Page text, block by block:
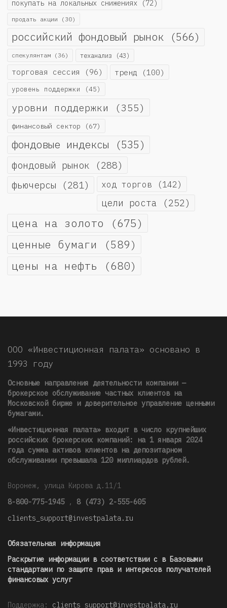
покупать на локальных снижениях (72)
продать акции (30)
российский фондовый рынок (566)
спекулянтам (36) теханализ (43)
торговая сессия (96) тренд (100)
уровень поддержки (45)
уровни поддержки (355)
финансовый сектор (67)
фондовые индексы (535)
фондовый рынок (288)
фьючерсы (281) ход торгов (142)
цели роста (252)
цена на золото (675)
ценные бумаги (589)
цены на нефть (680)
ООО «Инвестиционная палата» основано в
1993 году
Основные направления деятельности компании —
брокерское обслуживание частных клиентов на
Московской бирже и доверительное управление ценными
бумагами.
«Инвестиционная палата» входит в число крупнейших
российских брокерских компаний: на 1 января 2024
года сумма активов клиентов на депозитарном
обслуживании превышала 120 миллиардов рублей.
Воронеж, улица Кирова д.11/1
8-800-775-1945 , 8 (473) 2-555-605
clients_support@investpalata.ru
Обязательная информация
Раскрытие информации в соответствии с в Базовыми
стандартами по защите прав и интересов получателей
финансовых услуг
Поддержка: clients_support@investpalata.ru